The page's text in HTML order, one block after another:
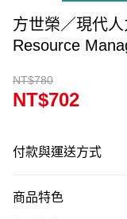
方世榮／現代
Resource
NT$780
NT$702
付款與運送方式
信用卡一次付款
商品特色